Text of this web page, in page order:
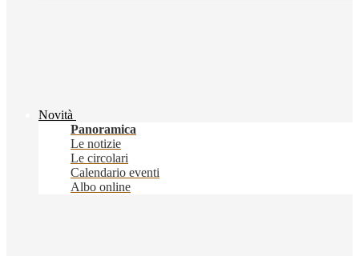
Novità
Panoramica
Le notizie
Le circolari
Calendario eventi
Albo online